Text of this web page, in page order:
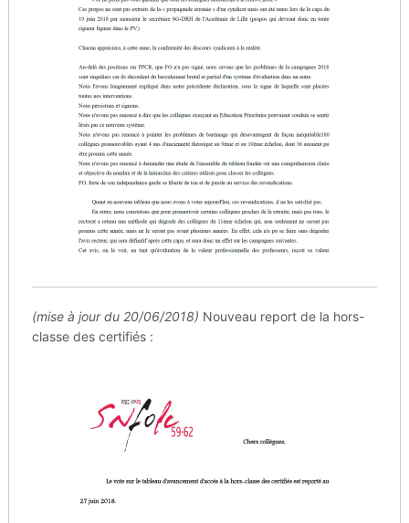
(mise à jour du 20/06/2018) Nouveau report de la hors-
classe des certifiés :